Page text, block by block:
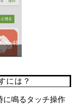
には？
に鳴るタッチ操作